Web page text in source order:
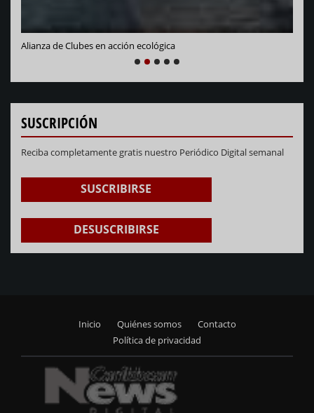
Alianza de Clubes en acción ecológica
PREVIOUS
SUSCRIPCIÓN
Reciba completamente gratis nuestro Periódico Digital semanal
SUSCRIBIRSE
DESUSCRIBIRSE
menu
Inicio Quiénes somos
Contacto
Política de privacidad